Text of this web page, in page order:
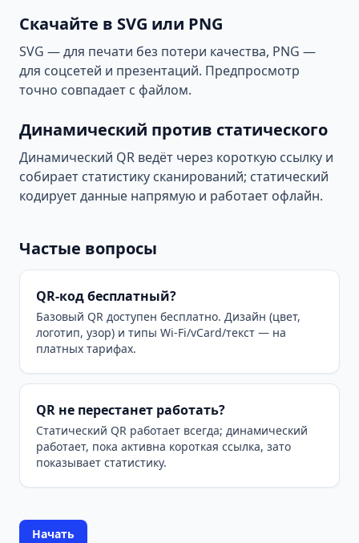
Скачайте в SVG или PNG
SVG — для печати без потери качества, PNG —
для соцсетей и презентаций. Предпросмотр
точно совпадает с файлом.
Динамический против статического
Динамический QR ведёт через короткую ссылку и
собирает статистику сканирований; статический
кодирует данные напрямую и работает офлайн.
Частые вопросы
QR-код бесплатный?
Базовый QR доступен бесплатно. Дизайн (цвет,
логотип, узор) и типы Wi-Fi/vCard/текст — на
платных тарифах.
QR не перестанет работать?
Статический QR работает всегда; динамический
работает, пока активна короткая ссылка, зато
показывает статистику.
Начать